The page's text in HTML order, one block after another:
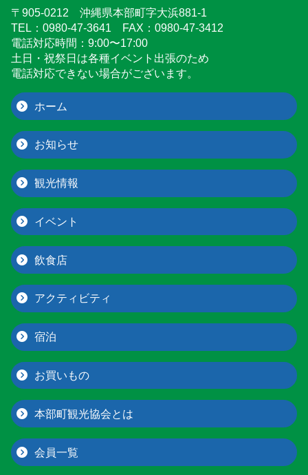
〒905-0212 沖縄県本部町字大浜881-1
TEL：0980-47-3641 FAX：0980-47-3412
電話対応時間：9:00〜17:00
土日・祝祭日は各種イベント出張のため
電話対応できない場合がございます。
ホーム
お知らせ
観光情報
イベント
飲食店
アクティビティ
宿泊
お買いもの
本部町観光協会とは
会員一覧